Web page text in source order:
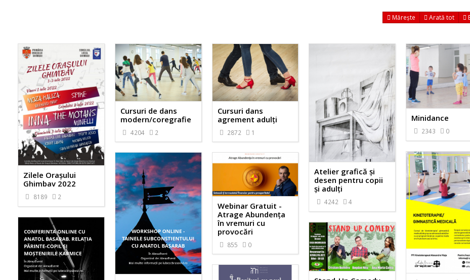
Mărește Arată tot
Zilele Orașului
Ghimbav 2022
8189 2
Cursuri de dans
modern/coregrafie
4204 2
Cursuri dans
agrement adulți
2872 1
Atelier grafică și
desen pentru copii
și adulți
4242 4
Minidance
2343 0
Webinar Gratuit -
Atrage Abundența
în vremuri cu
provocări
855 0